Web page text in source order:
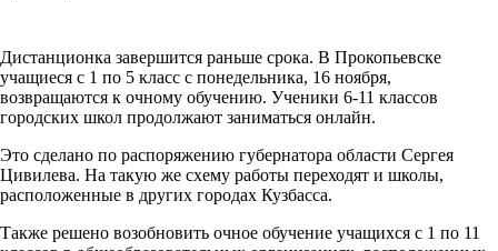
Дистанционка завершится раньше срока. В Прокопьевске
учащиеся с 1 по 5 класс с понедельника, 16 ноября,
возвращаются к очному обучению. Ученики 6-11 классов
городских школ продолжают заниматься онлайн.
Это сделано по распоряжению губернатора области Сергея
Цивилева. На такую же схему работы переходят и школы,
расположенные в других городах Кузбасса.
Также решено возобновить очное обучение учащихся с 1 по 11